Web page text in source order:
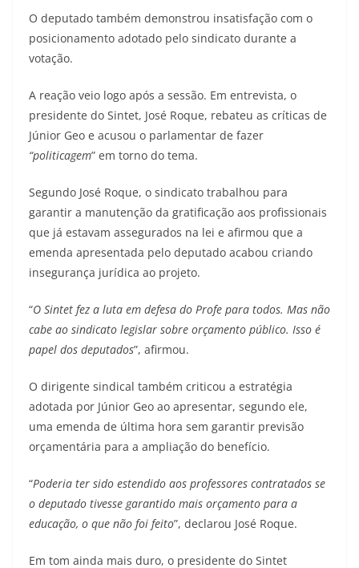
O deputado também demonstrou insatisfação com o
posicionamento adotado pelo sindicato durante a
votação.
A reação veio logo após a sessão. Em entrevista, o
presidente do Sintet, José Roque, rebateu as críticas de
Júnior Geo e acusou o parlamentar de fazer
“politicagem” em torno do tema.
Segundo José Roque, o sindicato trabalhou para
garantir a manutenção da gratificação aos profissionais
que já estavam assegurados na lei e afirmou que a
emenda apresentada pelo deputado acabou criando
insegurança jurídica ao projeto.
“O Sintet fez a luta em defesa do Profe para todos. Mas não
cabe ao sindicato legislar sobre orçamento público. Isso é
papel dos deputados”, afirmou.
O dirigente sindical também criticou a estratégia
adotada por Júnior Geo ao apresentar, segundo ele,
uma emenda de última hora sem garantir previsão
orçamentária para a ampliação do benefício.
“Poderia ter sido estendido aos professores contratados se
o deputado tivesse garantido mais orçamento para a
educação, o que não foi feito”, declarou José Roque.
Em tom ainda mais duro, o presidente do Sintet